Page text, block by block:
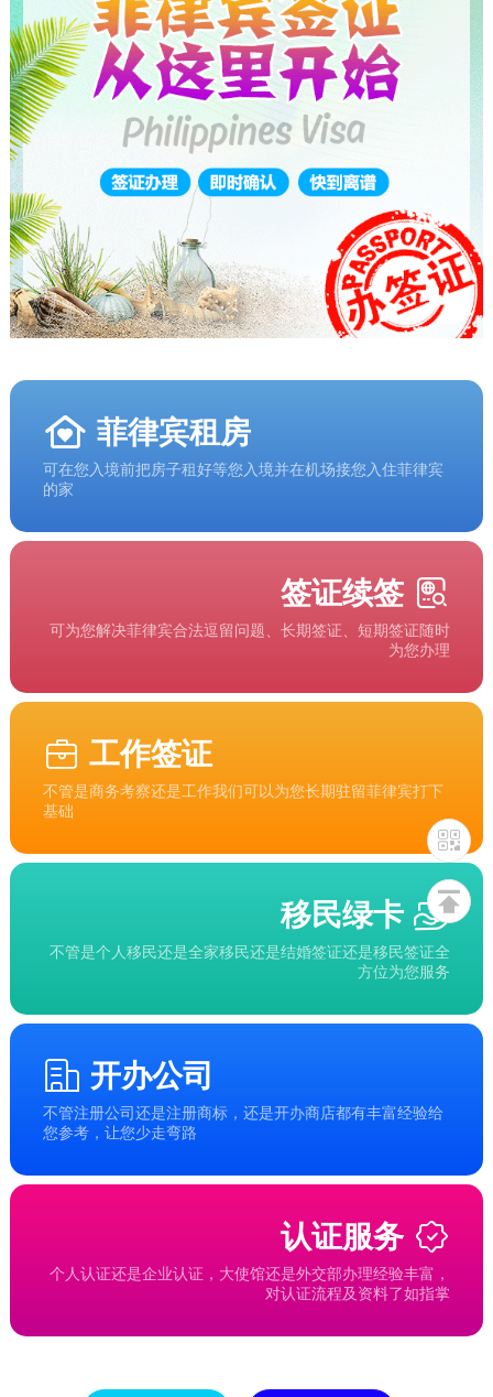
菲律宾租房
可在您入境前把房子租好等您入境并在机场接您入住菲律宾
的家
签证续签
可为您解决菲律宾合法逗留问题、长期签证、短期签证随时
为您办理
工作签证
不管是商务考察还是工作我们可以为您长期驻留菲律宾打下
基础
移民绿卡
不管是个人移民还是全家移民还是结婚签证还是移民签证全
方位为您服务
开办公司
不管注册公司还是注册商标，还是开办商店都有丰富经验给
您参考，让您少走弯路
认证服务
个人认证还是企业认证，大使馆还是外交部办理经验丰富，
对认证流程及资料了如指掌